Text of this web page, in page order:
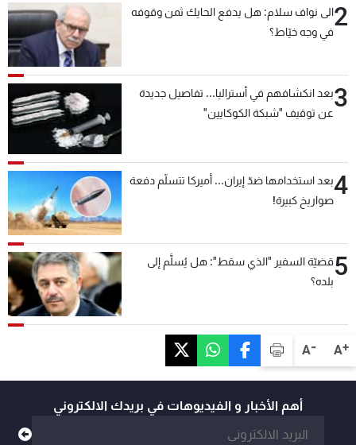
A+
A-
2الى نواف سلام: هل يدفع الحايك ثمن وقوفه
في وجه خيّاط؟
3بعد انكشافهم في أستراليا... تفاصيل جديدة
عن توقيف "شبكة الكوكايين"
4بعد استخدامها ضدّ إيران... أميركا تتسلّم دفعة
صواريخ كبيرة!
5قضيّة السفير "الذي سقط": هل يُسلَّم إلى
بلده؟
أهم الأخبار و الفيديوهات في بريدك الالكتروني